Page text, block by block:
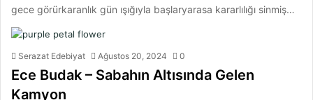
gece görürkaranlık gün ışığıyla başlaryarasa kararlılığı sinmiş…
Serazat Edebiyat Ağustos 20, 2024 0
Ece Budak – Sabahın Altısında Gelen
Kamyon